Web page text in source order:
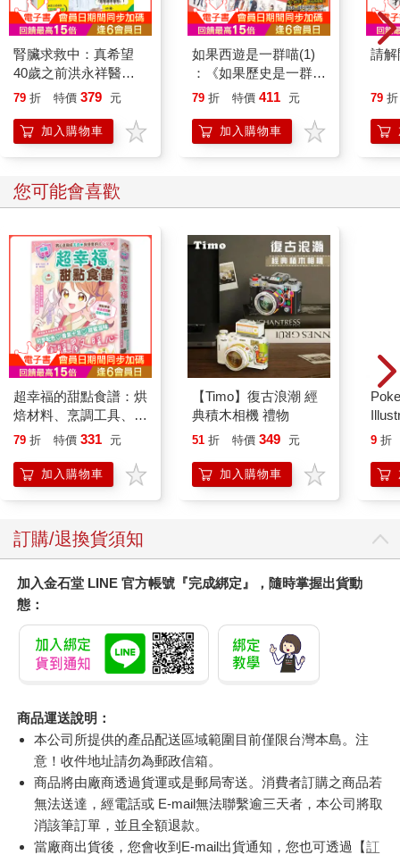
腎臟求救中：真希望
40歲之前洪永祥醫師
就告訴我這些事
79 折 特價 379 元
加入購物車
如果西遊是一群喵(1)
：《如果歷史是一群
喵》作者最新力作，附
79 折 特價 411 元
加入購物車
請解
79 折
您可能會喜歡
超幸福的甜點食譜：烘
焙材料、烹調工具、可
愛配色【閃亮女孩6】
79 折 特價 331 元
加入購物車
【Timo】復古浪潮 經
典積木相機 禮物
51 折 特價 349 元
加入購物車
9 折
訂購/退換貨須知
加入金石堂 LINE 官方帳號『完成綁定』，隨時掌握出貨動
態：
商品運送說明：
本公司所提供的產品配送區域範圍目前僅限台灣本島。注
意！收件地址請勿為郵政信箱。
商品將由廠商透過貨運或是郵局寄送。消費者訂購之商品若
無法送達，經電話或 E-mail無法聯繫逾三天者，本公司將取
消該筆訂單，並且全額退款。
當廠商出貨後，您會收到E-mail出貨通知，您也可透過【訂